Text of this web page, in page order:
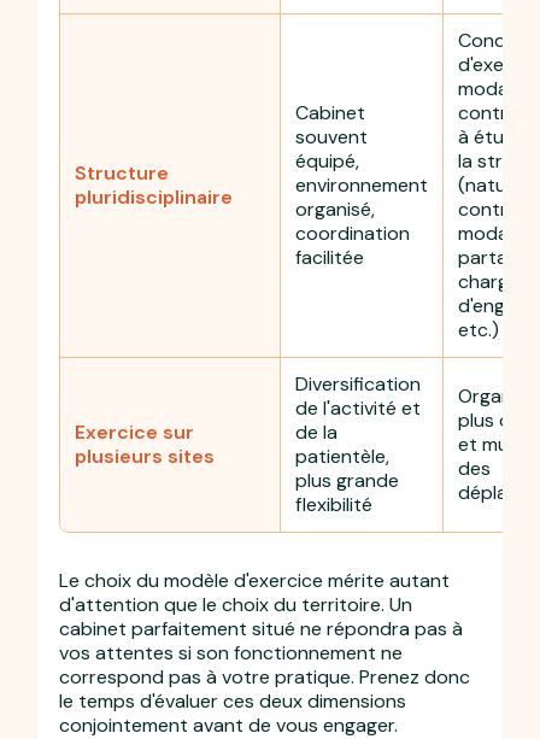
Structure
pluridisciplinaire
Cabinet
souvent
équipé,
environnement
organisé,
coordination
facilitée
à
la
(nature
contrat,
partage
charges,
etc.)
Exercice sur
plusieurs sites
Diversification
de l'activité et
de la
patientèle,
plus grande
flexibilité
plus
et
des
Le choix du modèle d'exercice mérite autant
d'attention que le choix du territoire. Un
cabinet parfaitement situé ne répondra pas à
vos attentes si son fonctionnement ne
correspond pas à votre pratique. Prenez donc
le temps d'évaluer ces deux dimensions
conjointement avant de vous engager.